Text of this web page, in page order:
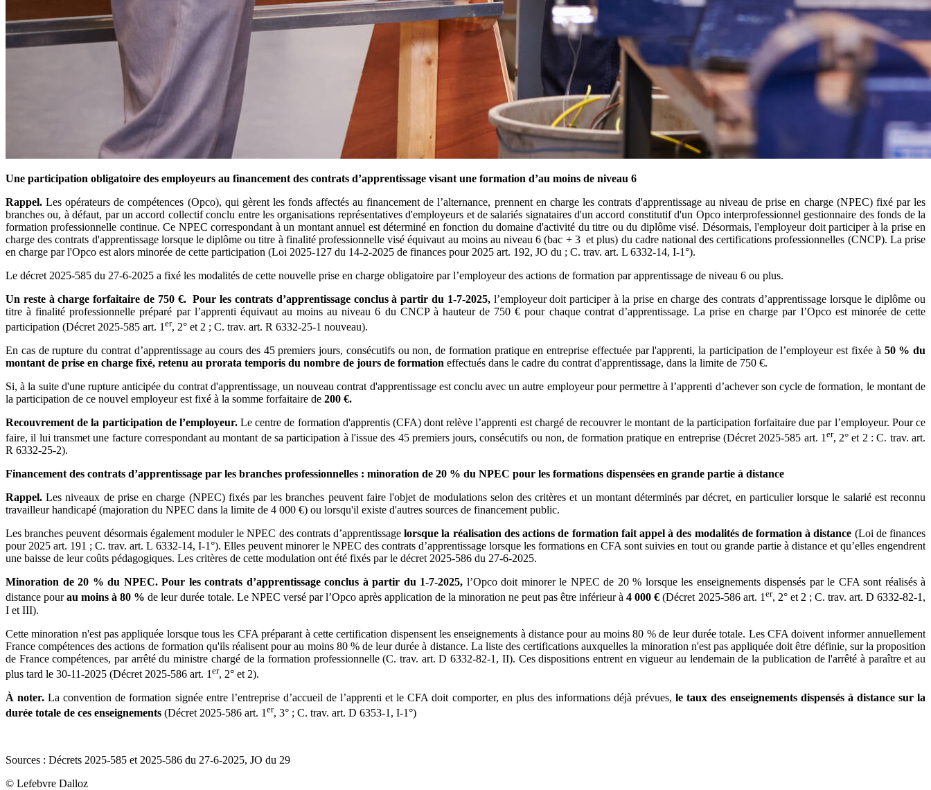
Une participation obligatoire des employeurs au financement des contrats d’apprentissage visant une formation d’au moins de niveau 6
Rappel. Les opérateurs de compétences (Opco), qui gèrent les fonds affectés au financement de l’alternance, prennent en charge les contrats d'apprentissage au niveau de prise en charge (NPEC) fixé par les
branches ou, à défaut, par un accord collectif conclu entre les organisations représentatives d'employeurs et de salariés signataires d'un accord constitutif d'un Opco interprofessionnel gestionnaire des fonds de la
formation professionnelle continue. Ce NPEC correspondant à un montant annuel est déterminé en fonction du domaine d'activité du titre ou du diplôme visé. Désormais, l'employeur doit participer à la prise en
charge des contrats d'apprentissage lorsque le diplôme ou titre à finalité professionnelle visé équivaut au moins au niveau 6 (bac + 3 et plus) du cadre national des certifications professionnelles (CNCP). La prise
en charge par l'Opco est alors minorée de cette participation (Loi 2025-127 du 14-2-2025 de finances pour 2025 art. 192, JO du ; C. trav. art. L 6332-14, I-1°).
Le décret 2025-585 du 27-6-2025 a fixé les modalités de cette nouvelle prise en charge obligatoire par l’employeur des actions de formation par apprentissage de niveau 6 ou plus.
Un reste à charge forfaitaire de 750 €. Pour les contrats d’apprentissage conclus à partir du 1-7-2025,l’employeur doit participer à la prise en charge des contrats d’apprentissage lorsque le diplôme ou
titre à finalité professionnelle préparé par l’apprenti équivaut au moins au niveau 6 du CNCP à hauteur de 750 € pour chaque contrat d’apprentissage. La prise en charge par l’Opco est minorée de cette
participation (Décret 2025-585 art. 1 er, 2° et 2 ; C. trav. art. R 6332-25-1 nouveau).
En cas de rupture du contrat d’apprentissage au cours des 45 premiers jours, consécutifs ou non, de formation pratique en entreprise effectuée par l'apprenti, la participation de l’employeur est fixée à 50 % du
montant de prise en charge fixé, retenu au prorata temporis du nombre de jours de formation effectués dans le cadre du contrat d'apprentissage, dans la limite de 750 €.
Si, à la suite d'une rupture anticipée du contrat d'apprentissage, un nouveau contrat d'apprentissage est conclu avec un autre employeur pour permettre à l’apprenti d’achever son cycle de formation, le montant de
la participation de ce nouvel employeur est fixé à la somme forfaitaire de 200 €.
Recouvrement de la participation de l’employeur.Le centre de formation d'apprentis (CFA) dont relève l’apprenti est chargé de recouvrer le montant de la participation forfaitaire due par l’employeur. Pour ce
faire, il lui transmet une facture correspondant au montant de sa participation à l'issue des 45 premiers jours, consécutifs ou non, de formation pratique en entreprise (Décret 2025-585 art. 1 er, 2° et 2 : C. trav. art.
R 6332-25-2).
Financement des contrats d’apprentissage par les branches professionnelles : minoration de 20 % du NPEC pour les formations dispensées en grande partie à distance
Rappel. Les niveaux de prise en charge (NPEC) fixés par les branches peuvent faire l'objet de modulations selon des critères et un montant déterminés par décret, en particulier lorsque le salarié est reconnu
travailleur handicapé (majoration du NPEC dans la limite de 4 000 €) ou lorsqu'il existe d'autres sources de financement public.
Les branches peuvent désormais également moduler le NPEC des contrats d’apprentissagelorsque la réalisation des actions de formation fait appel à des modalités de formation à distance (Loi de finances
pour 2025 art. 191 ; C. trav. art. L 6332-14, I-1°). Elles peuvent minorer le NPEC des contrats d’apprentissage lorsque les formations en CFA sont suivies en tout ou grande partie à distance et qu’elles engendrent
une baisse de leur coûts pédagogiques. Les critères de cette modulation ont été fixés par le décret 2025-586 du 27-6-2025.
Minoration de 20 % du NPEC. Pour les contrats d’apprentissage conclus à partir du 1-7-2025, l’Opco doit minorer le NPEC de 20 % lorsque les enseignements dispensés par le CFA sont réalisés à
distance pourau moins à 80 % de leur durée totale. Le NPEC versé par l’Opco après application de la minoration ne peut pas être inférieur à4 000 € (Décret 2025-586 art. 1er, 2° et 2 ; C. trav. art. D 6332-82-1,
I et III).
Cette minoration n'est pas appliquée lorsque tous les CFA préparant à cette certification dispensent les enseignements à distance pour au moins 80 % de leur durée totale. Les CFA doivent informer annuellement
France compétences des actions de formation qu'ils réalisent pour au moins 80 % de leur durée à distance. La liste des certifications auxquelles la minoration n'est pas appliquée doit être définie, sur la proposition
de France compétences, par arrêté du ministre chargé de la formation professionnelle (C. trav. art. D 6332-82-1, II). Ces dispositions entrent en vigueur au lendemain de la publication de l'arrêté à paraître et au
plus tard le 30-11-2025 (Décret 2025-586 art. 1 er, 2° et 2).
À noter. La convention de formation signée entre l’entreprise d’accueil de l’apprenti et le CFA doit comporter, en plus des informations déjà prévues,le taux des enseignements dispensés à distance sur la
durée totale de ces enseignements (Décret 2025-586 art. 1 er, 3° ; C. trav. art. D 6353-1, I-1°)
Sources : Décrets 2025-585 et 2025-586 du 27-6-2025, JO du 29
© Lefebvre Dalloz